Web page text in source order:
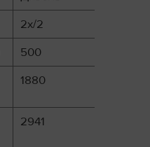
2х/2
500
1880
2941